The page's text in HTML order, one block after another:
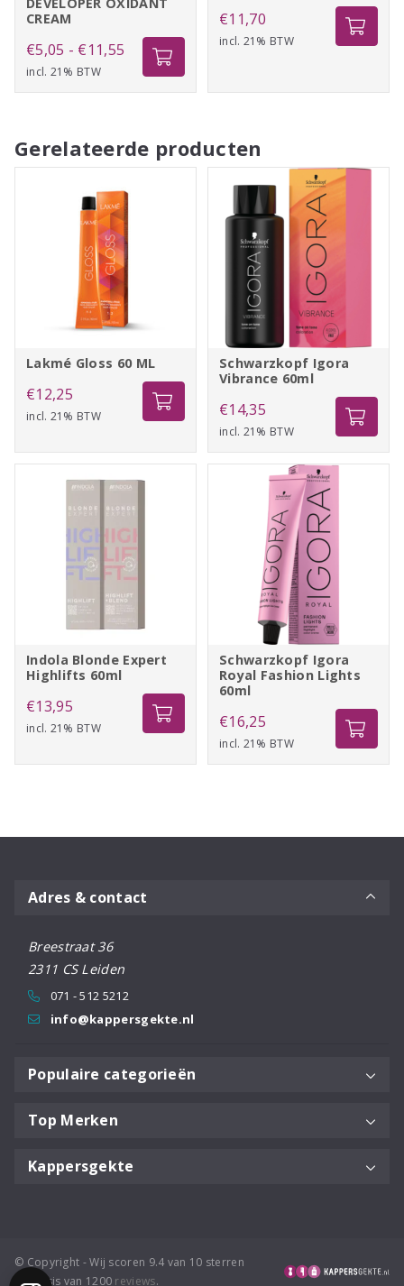
CREAM
€5,05 - €11,55 Prijsklasse:
€5,05
tot
incl. 21% BTW
€11,70
incl. 21% BTW
Gerelateerde producten
Lakmé Gloss 60 ML
€12,25
incl. 21% BTW
Schwarzkopf Igora
Vibrance 60ml
€14,35
incl. 21% BTW
Indola Blonde Expert
Highlifts 60ml
€13,95
incl. 21% BTW
Schwarzkopf Igora
Royal Fashion Lights
60ml
€16,25
incl. 21% BTW
Adres & contact
Breestraat 36
2311 CS Leiden
071 - 512 5212
info@kappersgekte.nl
Populaire categorieën
Top Merken
Kappersgekte
© Copyright - Wij scoren 9.4 van 10 sterren
op basis van 1200 reviews.